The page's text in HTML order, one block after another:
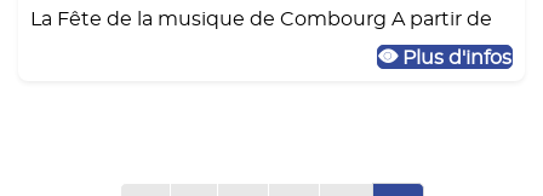
La Fête de la musique de Combourg A partir de
Plus d'infos